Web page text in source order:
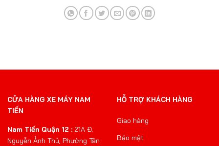
CỬA HÀNG XE MÁY NAM
TIẾN
Nam Tiến Quận 12 : 21A Đ.
Nguyễn Ảnh Thủ, Phường Tân
HỖ TRỢ KHÁCH HÀNG
Giao hàng
Bảo mật